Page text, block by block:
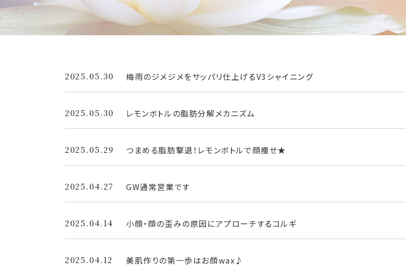
2025.05.30 梅雨のジメジメをサッパリ仕上げるV3シャイニング
2025.05.30 レモンボトルの脂肪分解メカニズム
2025.05.29 つまめる脂肪撃退！レモンボトルで顔痩せ★
2025.04.27 GW通常営業です
2025.04.14 小顔・顔の歪みの原因にアプローチするコルギ
2025.04.12 美肌作りの第一歩はお顔wax♪